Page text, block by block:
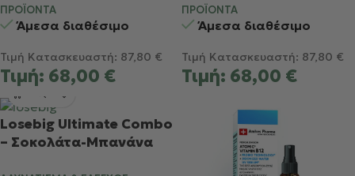
ΠΡΟΪΌΝΤΑ
Άμεσα διαθέσιμο
Τιμή Κατασκευαστή: 87,80 €
Τιμή: 68,00 €
ΠΡΟΪΌΝΤΑ
Άμεσα διαθέσιμο
Τιμή Κατασκευαστή: 87,80 €
Τιμή: 68,00 €
Losebig Ultimate Combo
– Σοκολάτα-Μπανάνα